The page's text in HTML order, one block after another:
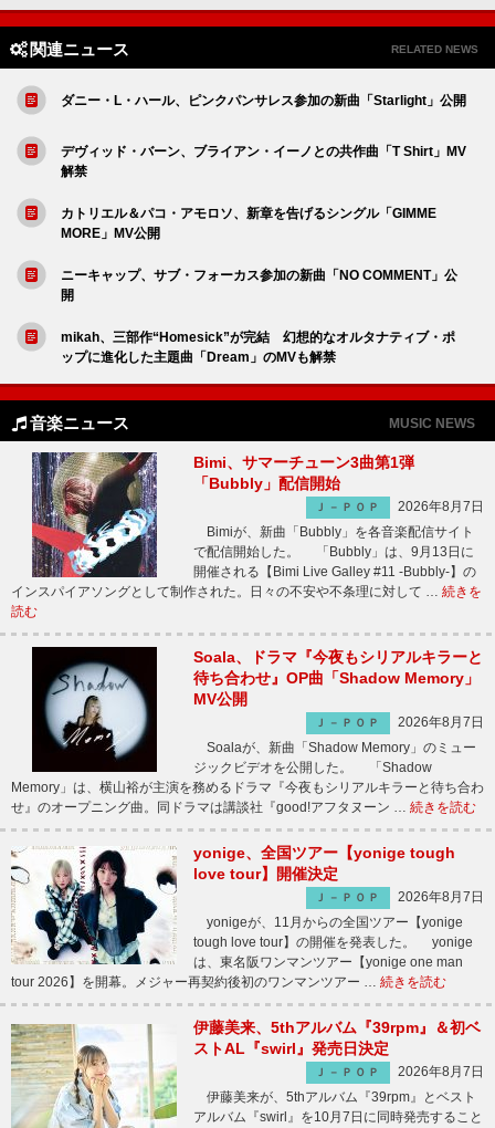
関連ニュース RELATED NEWS
ダニー・L・ハール、ピンクパンサレス参加の新曲「Starlight」公開
デヴィッド・バーン、ブライアン・イーノとの共作曲「T Shirt」MV
解禁
カトリエル＆パコ・アモロソ、新章を告げるシングル「GIMME
MORE」MV公開
ニーキャップ、サブ・フォーカス参加の新曲「NO COMMENT」公
開
mikah、三部作“Homesick”が完結 幻想的なオルタナティブ・ポ
ップに進化した主題曲「Dream」のMVも解禁
音楽ニュース MUSIC NEWS
Bimi、サマーチューン3曲第1弾
「Bubbly」配信開始
Ｊ－ＰＯＰ
2026年8月7日
Bimiが、新曲「Bubbly」を各音楽配信サイト
で配信開始した。 「Bubbly」は、9月13日に
開催される【Bimi Live Galley #11 -Bubbly-】の
インスパイアソングとして制作された。日々の不安や不条理に対して … 続きを
読む
Soala、ドラマ『今夜もシリアルキラーと
待ち合わせ』OP曲「Shadow Memory」
MV公開
Ｊ－ＰＯＰ
2026年8月7日
Soalaが、新曲「Shadow Memory」のミュー
ジックビデオを公開した。 「Shadow
Memory」は、横山裕が主演を務めるドラマ『今夜もシリアルキラーと待ち合わ
せ』のオープニング曲。同ドラマは講談社『good!アフタヌーン … 続きを読む
yonige、全国ツアー【yonige tough
love tour】開催決定
Ｊ－ＰＯＰ
2026年8月7日
yonigeが、11月からの全国ツアー【yonige
tough love tour】の開催を発表した。 yonige
は、東名阪ワンマンツアー【yonige one man
tour 2026】を開幕。メジャー再契約後初のワンマンツアー … 続きを読む
伊藤美来、5thアルバム『39rpm』＆初ベ
ストAL『swirl』発売日決定
Ｊ－ＰＯＰ
2026年8月7日
伊藤美来が、5thアルバム『39rpm』とベスト
アルバム『swirl』を10月7日に同時発売すること